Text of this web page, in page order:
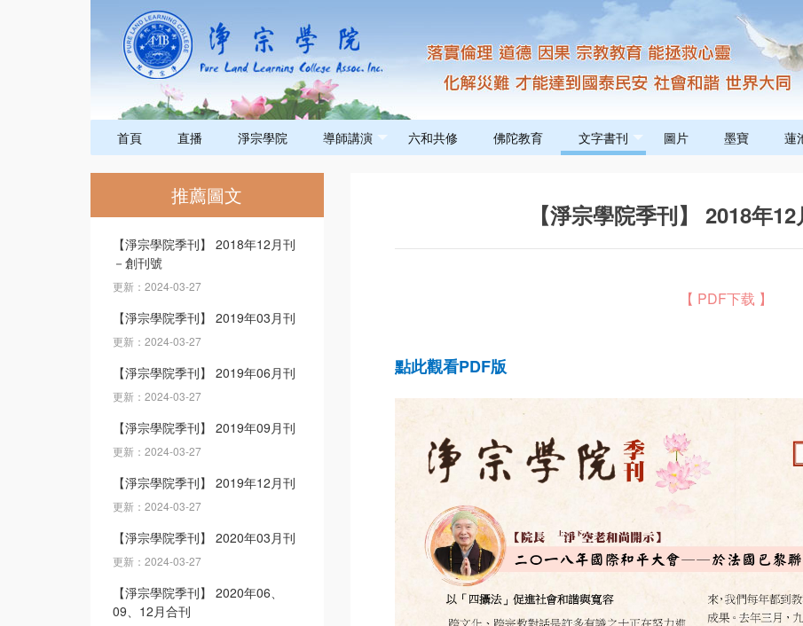
首頁 直播 淨宗學院 導師講演 六和共修 佛陀教育 文字書刊 圖片 墨寶 蓮
推薦圖文
【淨宗學院季刊】 2018年12月刊
－創刊號
更新：2024-03-27
【淨宗學院季刊】 2019年03月刊
更新：2024-03-27
【淨宗學院季刊】 2019年06月刊
更新：2024-03-27
【淨宗學院季刊】 2019年09月刊
更新：2024-03-27
【淨宗學院季刊】 2019年12月刊
更新：2024-03-27
【淨宗學院季刊】 2020年03月刊
更新：2024-03-27
【淨宗學院季刊】 2020年06、
09、12月合刊
【淨宗學院季刊】 2018年
【 PDF下载 】
點此觀看PDF版